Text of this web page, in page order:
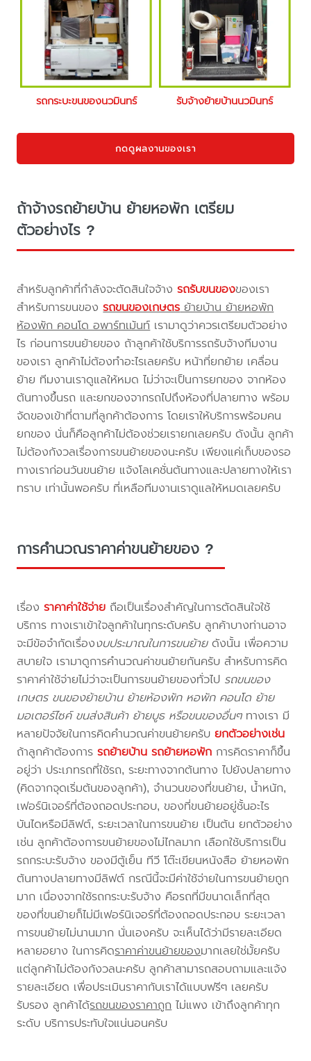
รถกระบะขนของนวมินทร์ รับจ้างย้ายบ้านนวมินทร์
กดดูผลงานของเรา
ถ้าจ้างรถย้ายบ้าน ย้ายหอพัก เตรียม
ตัวอย่างไร ?
สำหรับลูกค้าที่กำลังจะตัดสินใจจ้างรถรับขนของของเรา
สำหรับการขนของรถขนของเกษตรย้ายบ้าน ย้ายหอพัก
ห้องพัก คอนโด อพาร์ทเม้นท์เรามาดูว่าควรเตรียมตัวอย่าง
ไร ก่อนการขนย้ายของ ถ้าลูกค้าใช้บริการรถรับจ้างทีมงาน
ของเรา ลูกค้าไม่ต้องทำอะไรเลยครับ หน้าที่ยกย้าย เคลื่อน
ย้าย ทีมงานเราดูแลให้หมด ไม่ว่าจะเป็นการยกของ จากห้อง
ต้นทางขึ้นรถ และยกของจากรถไปถึงห้องที่ปลายทาง พร้อม
จัดของเข้าที่ตามที่ลูกค้าต้องการ โดยเราให้บริการพร้อมคน
ยกของ นั่นก็คือลูกค้าไม่ต้องช่วยเรายกเลยครับ ดังนั้น ลูกค้า
ไม่ต้องกังวลเรื่องการขนย้ายของนะครับ เพียงแค่เก็บของรอ
ทางเราก่อนวันขนย้าย แจ้งโลเคชั่นต้นทางและปลายทางให้เรา
ทราบ เท่านั้นพอครับ ที่เหลือทีมงานเราดูแลให้หมดเลยครับ
การคำนวณราคาค่าขนย้ายของ ?
เรื่องราคาค่าใช้จ่าย ถือเป็นเรื่องสำคัญในการตัดสินใจใช้
บริการ ทางเราเข้าใจลูกค้าในทุกระดับครับ ลูกค้าบางท่านอาจ
จะมีข้อจำกัดเรื่องงบประมาณในการขนย้ายดังนั้น เพื่อความ
สบายใจ เรามาดูการคำนวณค่าขนย้ายกันครับ สำหรับการคิด
ราคาค่าใช้จ่ายไม่ว่าจะเป็นการขนย้ายของทั่วไป รถขนของ
เกษตร ขนของย้ายบ้าน ย้ายห้องพัก หอพัก คอนโด ย้าย
มอเตอร์ไซค์ ขนส่งสินค้า ย้ายบูธ หรือขนของอื่นๆทางเรา มี
หลายปัจจัยในการคิดคำนวณค่าขนย้ายครับยกตัวอย่างเช่น
ถ้าลูกค้าต้องการรถย้ายบ้าน รถย้ายหอพัก การคิดราคาก็ขึ้น
อยู่ว่า ประเภทรถที่ใช้รถ, ระยะทางจากต้นทาง ไปยังปลายทาง
(คิดจากจุดเริ่มต้นของลูกค้า), จำนวนของที่ขนย้าย, น้ำหนัก,
เฟอร์นิเจอร์ที่ต้องถอดประกอบ, ของที่ขนย้ายอยู่ชั้นอะไร
บันไดหรือมีลิฟต์, ระยะเวลาในการขนย้าย เป็นต้น ยกตัวอย่าง
เช่น ลูกค้าต้องการขนย้ายของไม่ไกลมาก เลือกใช้บริการเป็น
รถกระบะรับจ้าง ของมีตู้เย็น ทีวี โต๊ะเขียนหนังสือ ย้ายหอพัก
ต้นทางปลายทางมีลิฟต์ กรณีนี้จะมีค่าใช้จ่ายในการขนย้ายถูก
มาก เนื่องจากใช้รถกระบะรับจ้าง คือรถที่มีขนาดเล็กที่สุด
ของที่ขนย้ายก็ไม่มีเฟอร์นิเจอร์ที่ต้องถอดประกอบ ระยะเวลา
การขนย้ายไม่นานมาก นั่นเองครับ จะเห็นได้ว่ามีรายละเอียด
หลายอยาง ในการคิดราคาค่าขนย้ายของมากเลยใช่มั้ยครับ
แต่ลูกค้าไม่ต้องกังวลนะครับ ลูกค้าสามารถสอบถามและแจ้ง
รายละเอียด เพื่อประเมินราคากับเราได้แบบฟรีๆ เลยครับ
รับรอง ลูกค้าได้รถขนของราคาถูกไม่แพง เข้าถึงลูกค้าทุก
ระดับ บริการประทับใจแน่นอนครับ